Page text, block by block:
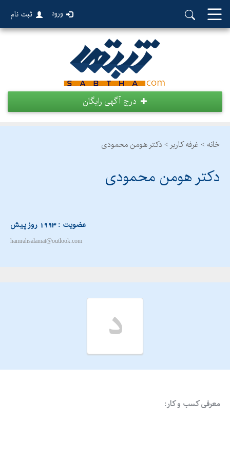
ورود ثبت نام
درج آگهی رایگان
خانه > غرفه کاربر > دکتر هومن محمودی
دکتر هومن محمودی
عضویت : 1993 روز پیش
hamrahsalamat@outlook.com
د
معرفی کسب و کار: